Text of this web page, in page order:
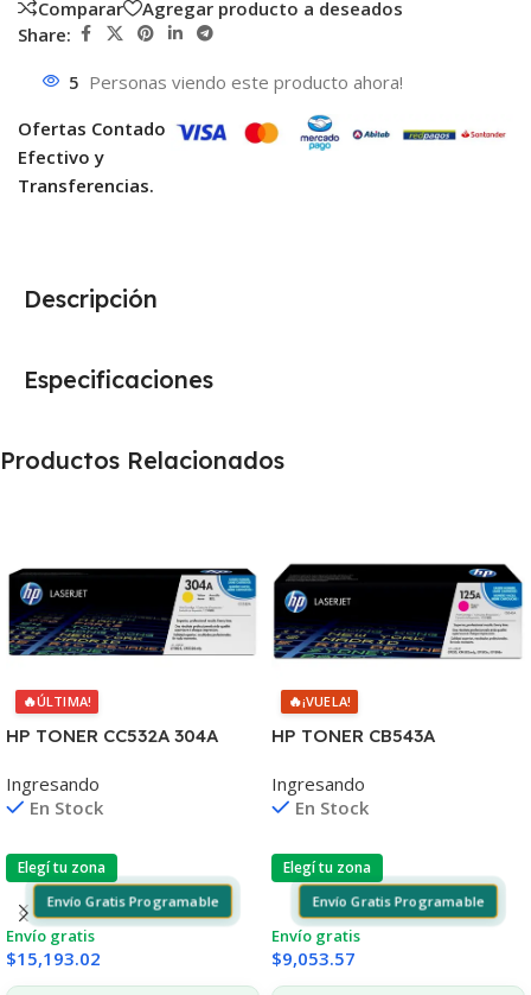
Comparar
Agregar producto a deseados
Share:
5 Personas viendo este producto ahora!
Ofertas Contado
Efectivo y
Transferencias.
Descripción
Especificaciones
Productos Relacionados
🔥ÚLTIMA!
HP TONER CC532A 304A
2020/2025/2030/2320
2.800 CPS CP
Ingresando
En Stock
Elegí tu zona
Envío Gratis Programable
Envío gratis
$15,193.02
🔥¡VUELA!
HP TONER CB543A
COPIAS
1215/1515/1510/1312
Ingresando
En Stock
Elegí tu zona
Envío Gratis Programable
Envío gratis
$9,053.57